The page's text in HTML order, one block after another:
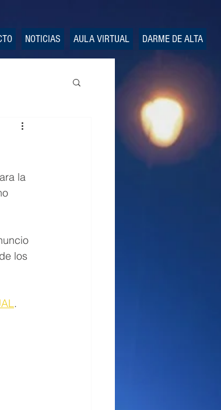
NOTICIAS AULA VIRTUAL DARME DE ALTA
la
los
.